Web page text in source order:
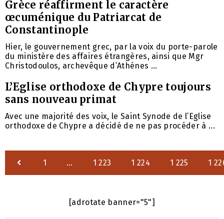
Grèce réaffirment le caractère
œcuménique du Patriarcat de
Constantinople
Hier, le gouvernement grec, par la voix du porte-parole
du ministère des affaires étrangères, ainsi que Mgr
Christodoulos, archevêque d’Athènes ...
L’Eglise orthodoxe de Chypre toujours
sans nouveau primat
Avec une majorité des voix, le Saint Synode de l’Eglise
orthodoxe de Chypre a décidé de ne pas procéder à ...
1 … 1 223 1 224 1 225 1
[adrotate banner="5"]